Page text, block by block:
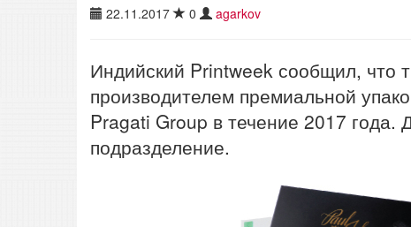
22.11.2017 0 agarkov
Индийский Printweek сообщил, что
производителем премиальной
Pragati Group в течение 2017
подразделение.